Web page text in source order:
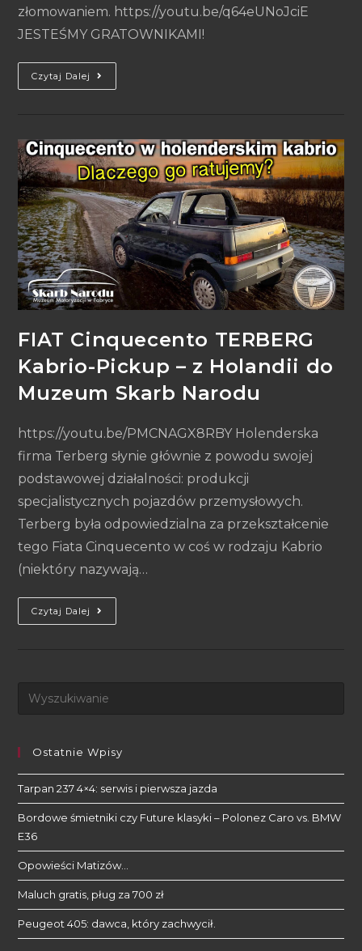
złomowaniem. https://youtu.be/q64eUNoJciE
JESTEŚMY GRATOWNIKAMI!
Czytaj Dalej
FIAT Cinquecento TERBERG
Kabrio-Pickup – z Holandii do
Muzeum Skarb Narodu
https://youtu.be/PMCNAGX8RBY Holenderska
firma Terberg słynie głównie z powodu swojej
podstawowej działalności: produkcji
specjalistycznych pojazdów przemysłowych.
Terberg była odpowiedzialna za przekształcenie
tego Fiata Cinquecento w coś w rodzaju Kabrio
(niektóry nazywają…
Czytaj Dalej
Ostatnie Wpisy
Tarpan 237 4×4: serwis i pierwsza jazda
Bordowe śmietniki czy Future klasyki – Polonez Caro vs. BMW
E36
Opowieści Matizów…
Maluch gratis, pług za 700 zł
Peugeot 405: dawca, który zachwycił.